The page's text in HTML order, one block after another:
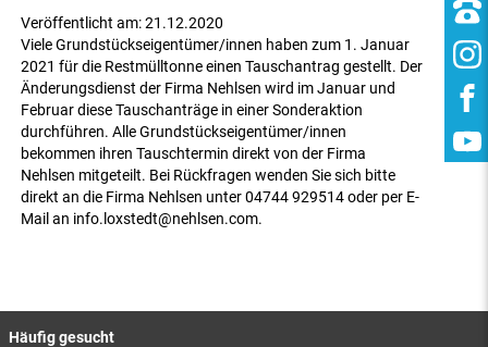
Veröffentlicht am:21.12.2020
Viele Grundstückseigentümer/innen haben zum 1. Januar
2021 für die Restmülltonne einen Tauschantrag gestellt. Der
Änderungsdienst der Firma Nehlsen wird im Januar und
Februar diese Tauschanträge in einer Sonderaktion
durchführen. Alle Grundstückseigentümer/innen
bekommen ihren Tauschtermin direkt von der Firma
Nehlsen mitgeteilt. Bei Rückfragen wenden Sie sich bitte
direkt an die Firma Nehlsen unter 04744 929514 oder per E-
Mail an info.loxstedt@nehlsen.com.
Häufig gesucht